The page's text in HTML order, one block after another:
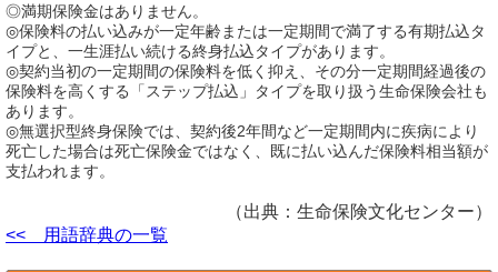
◎満期保険金はありません。
◎保険料の払い込みが一定年齢または一定期間で満了する有期払込タ
イプと、一生涯払い続ける終身払込タイプがあります。
◎契約当初の一定期間の保険料を低く抑え、その分一定期間経過後の
保険料を高くする「ステップ払込」タイプを取り扱う生命保険会社も
あります。
◎無選択型終身保険では、契約後2年間など一定期間内に疾病により
死亡した場合は死亡保険金ではなく、既に払い込んだ保険料相当額が
支払われます。
（出典：生命保険文化センター）
<< 用語辞典の一覧